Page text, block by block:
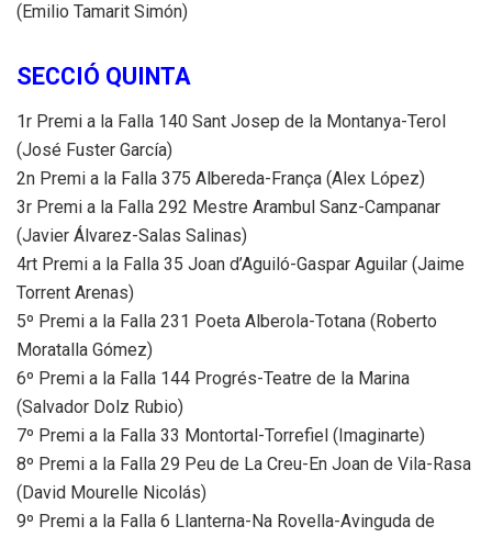
(Emilio Tamarit Simón)
SECCIÓ QUINTA
1r Premi a la Falla 140 Sant Josep de la Montanya-Terol
(José Fuster García)
2n Premi a la Falla 375 Albereda-França (Alex López)
3r Premi a la Falla 292 Mestre Arambul Sanz-Campanar
(Javier Álvarez-Salas Salinas)
4rt Premi a la Falla 35 Joan d’Aguiló-Gaspar Aguilar (Jaime
Torrent Arenas)
5º Premi a la Falla 231 Poeta Alberola-Totana (Roberto
Moratalla Gómez)
6º Premi a la Falla 144 Progrés-Teatre de la Marina
(Salvador Dolz Rubio)
7º Premi a la Falla 33 Montortal-Torrefiel (Imaginarte)
8º Premi a la Falla 29 Peu de La Creu-En Joan de Vila-Rasa
(David Mourelle Nicolás)
9º Premi a la Falla 6 Llanterna-Na Rovella-Avinguda de